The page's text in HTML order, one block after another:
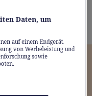
verwerten
Daten, um
auf einem Endgerät.
von Werbeleistung und
sowie